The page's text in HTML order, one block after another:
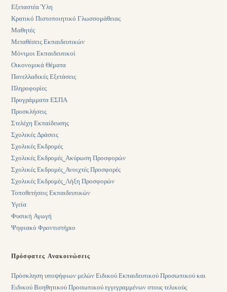
Εξεταστέα Ύλη
Κρατικό Πιστοποιητικό Γλωσσομάθειας
Μαθητές
Μεταθέσεις Εκπαιδευτικών
Μόνιμοι Εκπαιδευτικοί
Οικονομικά Θέματα
Πανελλαδικές Εξετάσεις
Πληροφορίες
Προγράμματα ΕΣΠΑ
Προσκλήσεις
Στελέχη Εκπαίδευσης
Σχολικές Δράσεις
Σχολικές Εκδρομές
Σχολικές Εκδρομές_Ακύρωση Προσφορών
Σχολικές Εκδρομές_Ανοιχτές Προσφορές
Σχολικές Εκδρομές_Λήξη Προσφορών
Τοποθετήσεις Εκπαιδευτικών
Υγεία
Φυσική Αγωγή
Ψηφιακό Φροντιστήριο
Πρόσφατες Ανακοινώσεις
Πρόσκληση υποψήφιων μελών Ειδικού Εκπαιδευτικού Προσωπικού και
Ειδικού Βοηθητικού Προσωπικού εγγεγραμμένων στους τελικούς